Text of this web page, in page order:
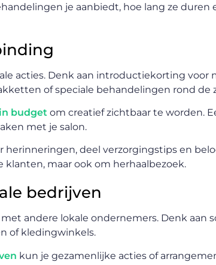
je aanbiedt, hoe lang ze duren
acties. Denk aan introductiekorting
of speciale behandelingen rond de
budget om creatief zichtbaar te worden.
met je salon.
deel verzorgingstips en
maar ook om herhaalbezoek.
bedrijven
andere lokale ondernemers. Denk aan
of kledingwinkels.
kun je gezamenlijke acties of